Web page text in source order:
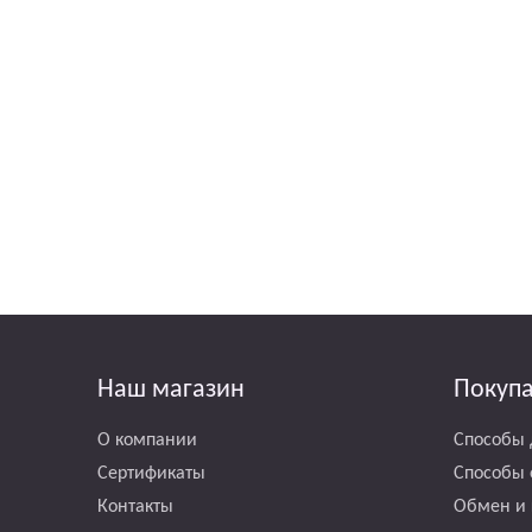
Наш магазин
О компании
Сертификаты
Контакты
Способы
Способы
Обмен и